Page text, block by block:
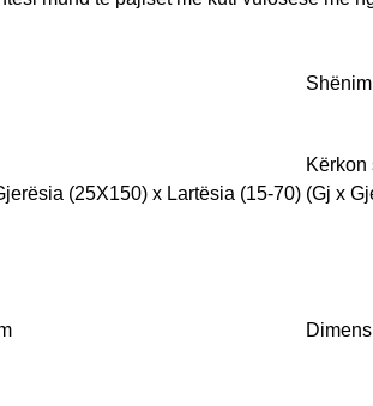
Shënim
Kërkon
(25X150) x Lartësia (15-70) (Gj x